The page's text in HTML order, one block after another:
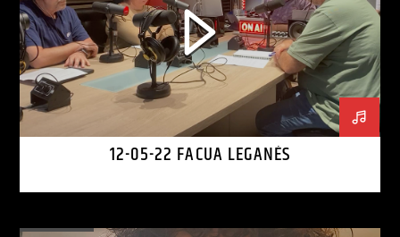
12-05-22 FACUA LEGANÉS